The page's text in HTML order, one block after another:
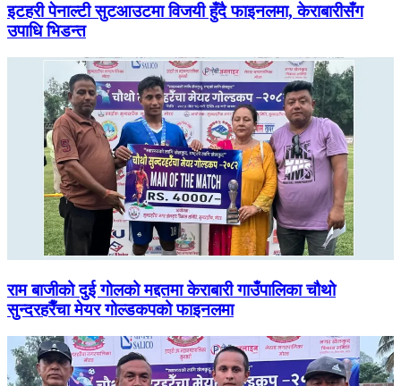
इटहरी पेनाल्टी सुटआउटमा विजयी हुँदै फाइनलमा, केराबारीसँग
उपाधि भिडन्त
राम बाजीको दुई गोलको मद्दतमा केराबारी गाउँपालिका चौथो
सुन्दरहरैँचा मेयर गोल्डकपको फाइनलमा